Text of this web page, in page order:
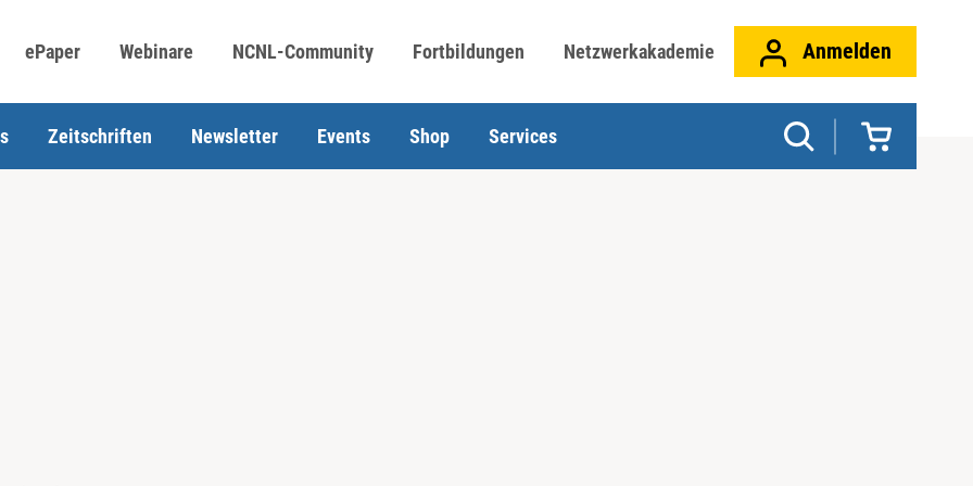
ePaper Webinare NCNL-Community Fortbildungen Netzwerkakademie Anmelden
Zeitschriften Newsletter Events Shop Services